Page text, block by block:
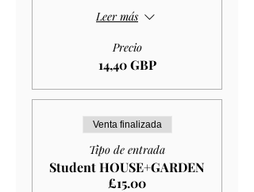
Leer más
Precio
14,40 GBP
Venta finalizada
Tipo de entrada
Student HOUSE+GARDEN
£15.00